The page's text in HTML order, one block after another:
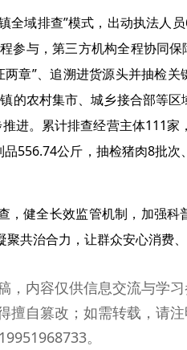
全域排查”模式，出动执法人
参与，第三方机构全程协同
章”、追溯进货源头并抽检
的农村集市、城乡接合部等
进。累计排查经营主体111
556.74公斤，抽检猪肉8批
，健全长效监管机制，加强
共治合力，让群众安心消费、
内容仅供信息交流与学习
擅自篡改；如需转载，请
。